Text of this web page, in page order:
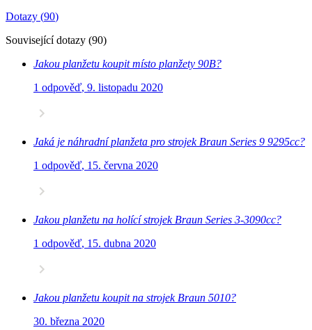
Dotazy (90)
Související dotazy (90)
Jakou planžetu koupit místo planžety 90B?
1 odpověď, 9. listopadu 2020
Jaká je náhradní planžeta pro strojek Braun Series 9 9295cc?
1 odpověď, 15. června 2020
Jakou planžetu na holící strojek Braun Series 3-3090cc?
1 odpověď, 15. dubna 2020
Jakou planžetu koupit na strojek Braun 5010?
30. března 2020